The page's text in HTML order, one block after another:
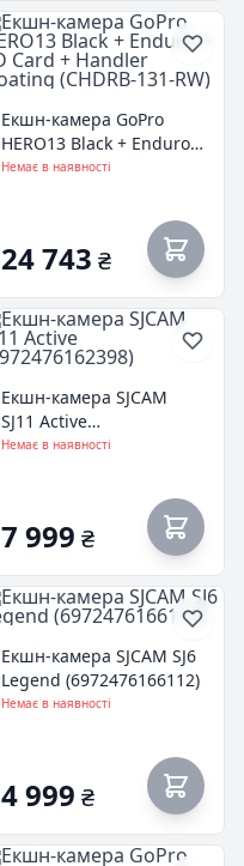
Екшн-камера GoPro
HERO13 Black + Enduro +
SD Card + Handler
Немає в наявності
24 743 ₴
Екшн-камера SJCAM
SJ11 Active
(6972476162398)
Немає в наявності
7 999 ₴
Екшн-камера SJCAM SJ6
Legend (6972476166112)
Немає в наявності
4 999 ₴